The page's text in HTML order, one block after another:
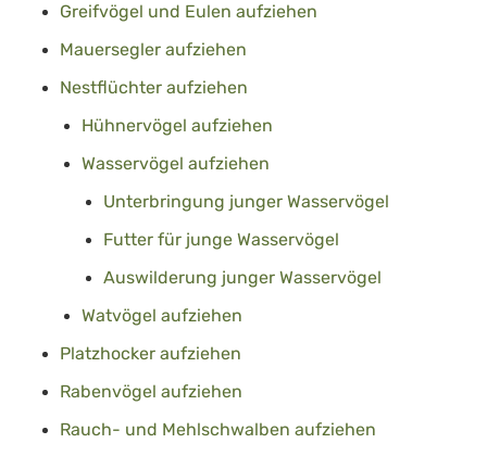
Greifvögel und Eulen aufziehen
Mauersegler aufziehen
Nestflüchter aufziehen
Hühnervögel aufziehen
Wasservögel aufziehen
Unterbringung junger Wasservögel
Futter für junge Wasservögel
Auswilderung junger Wasservögel
Watvögel aufziehen
Platzhocker aufziehen
Rabenvögel aufziehen
Rauch- und Mehlschwalben aufziehen